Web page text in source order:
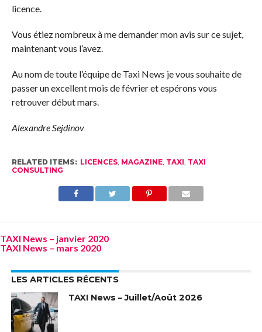
licence.
Vous étiez nombreux à me demander mon avis sur ce sujet,
maintenant vous l’avez.
Au nom de toute l’équipe de Taxi News je vous souhaite de
passer un excellent mois de février et espérons vous
retrouver début mars.
Alexandre Sejdinov
RELATED ITEMS: LICENCES, MAGAZINE, TAXI TAXI
CONSULTING
TAXI News – janvier 2020
TAXI News – mars 2020
LES ARTICLES RÉCENTS
TAXI News – Juillet/Août 2026